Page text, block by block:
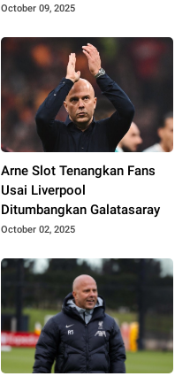
October 09, 2025
Arne Slot Tenangkan Fans
Usai Liverpool
Ditumbangkan Galatasaray
October 02, 2025